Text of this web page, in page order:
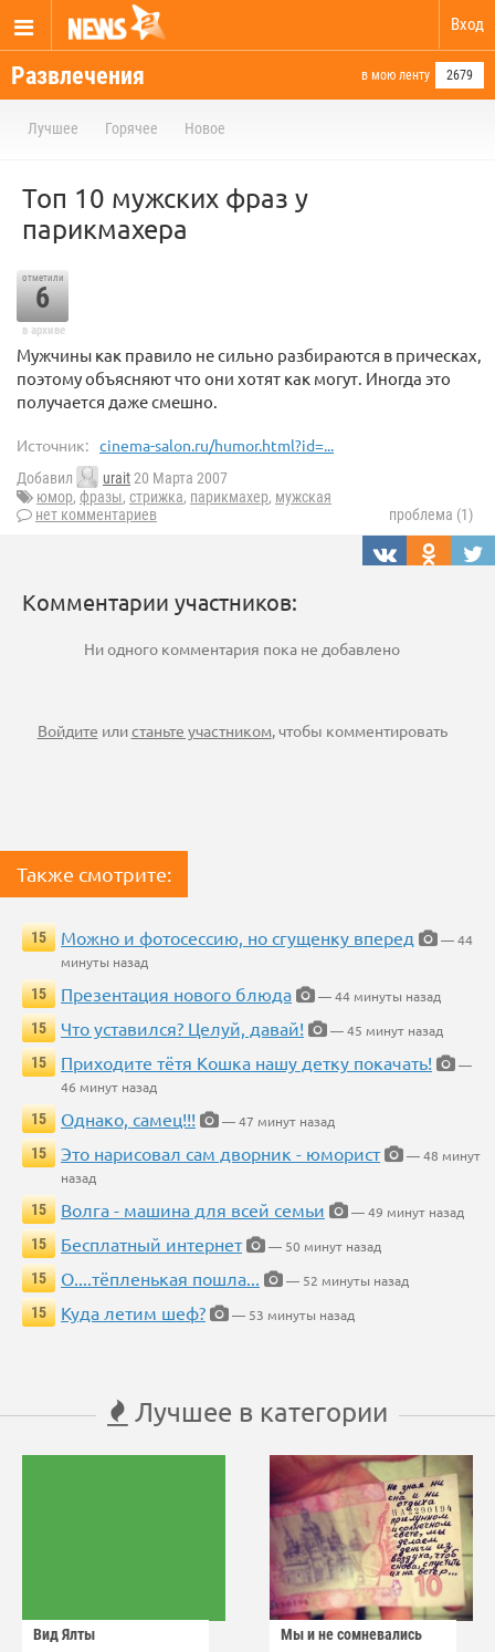
Вход
Развлечения в мою ленту 2679
Лучшее Горячее Новое
Топ 10 мужских фраз у
парикмахера
отметили
6
в архиве
Мужчины как правило не сильно разбираются в прическах,
поэтому объясняют что они хотят как могут. Иногда это
получается даже смешно.
Источник: cinema-salon.ru/humor.html?id=...
Добавил urait20 Марта 2007
юмор, фразы, стрижка, парикмахер, мужская
нет комментариев
проблема (1)
Комментарии участников:
Ни одного комментария пока не добавлено
Войдите илистаньте участником, чтобы комментировать
Также смотрите:
15 Можно и фотосессию, но сгущенку вперед
— 44
минуты назад
15
Презентация нового блюда
— 44 минуты назад
15
Что уставился? Целуй, давай!
— 45 минут назад
15
Приходите тётя Кошка нашу детку покачать!
—
46 минут назад
15
Однако, самец!!!
— 47 минут назад
15
Это нарисовал сам дворник - юморист
— 48 минут
назад
15
Волга - машина для всей семьи
— 49 минут назад
15
Бесплатный интернет
— 50 минут назад
15
О....тёпленькая пошла...
— 52 минуты назад
15
Куда летим шеф? — 53 минуты назад
Лучшее в категории
Вид Ялты Мы и не сомневались